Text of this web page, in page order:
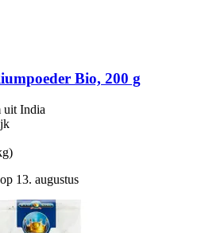
Bio, 200 g
uit India
13. augustus